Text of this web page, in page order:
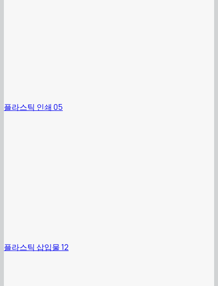
플라스틱 인쇄 05
플라스틱 삽입물 12